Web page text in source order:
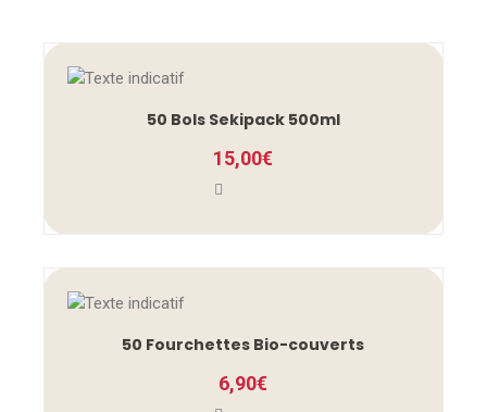
50 Bols Sekipack 500ml
15,00€
50 Fourchettes Bio-couverts
6,90€